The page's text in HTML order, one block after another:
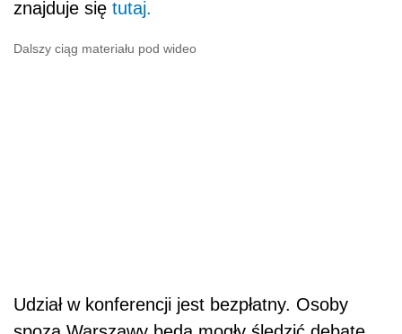
znajduje się tutaj.
Dalszy ciąg materiału pod wideo
Udział w konferencji jest bezpłatny. Osoby